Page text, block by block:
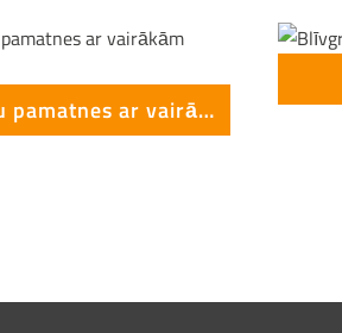
Skataku pamatnes ar vairākām ieplūdēm